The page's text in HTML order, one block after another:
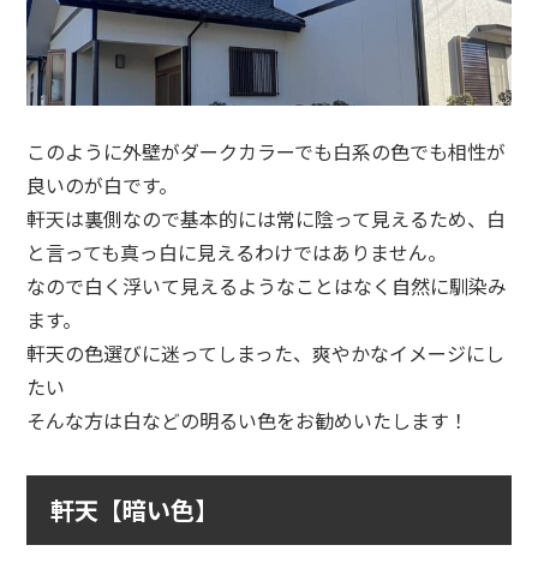
このように外壁がダークカラーでも白系の色でも相性が
良いのが白です。
軒天は裏側なので基本的には常に陰って見えるため、白
と言っても真っ白に見えるわけではありません。
なので白く浮いて見えるようなことはなく自然に馴染み
ます。
軒天の色選びに迷ってしまった、爽やかなイメージにし
たい
そんな方は白などの明るい色をお勧めいたします！
軒天【暗い色】